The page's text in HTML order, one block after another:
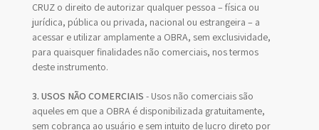
CRUZ o direito de autorizar qualquer pessoa – física ou
jurídica, pública ou privada, nacional ou estrangeira – a
acessar e utilizar amplamente a OBRA, sem exclusividade,
para quaisquer finalidades não comerciais, nos termos
deste instrumento.
3. USOS NÃO COMERCIAIS - Usos não comerciais são
aqueles em que a OBRA é disponibilizada gratuitamente,
sem cobrança ao usuário e sem intuito de lucro direto por